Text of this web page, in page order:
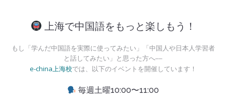
上海で中国語をもっと楽しもう！
もし「学んだ中国語を実際に使ってみたい」「中国人や日本人学習者
と話してみたい」と思った方へ──
e-china上海校では、以下のイベントを開催しています！
毎週土曜10:00〜11:00